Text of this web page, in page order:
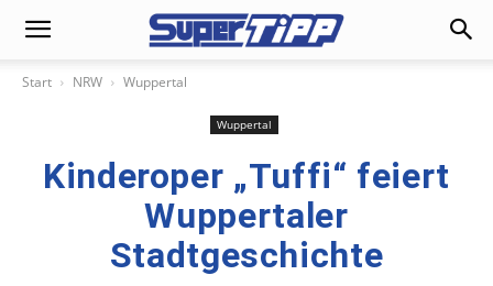
Start NRW Wuppertal
Wuppertal
Kinderoper „Tuffi“ feiert
Wuppertaler
Stadtgeschichte